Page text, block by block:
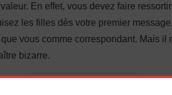
En effet, vous devez faire
les filles dès votre premier message
vous comme correspondant. Mais il
bizarre.